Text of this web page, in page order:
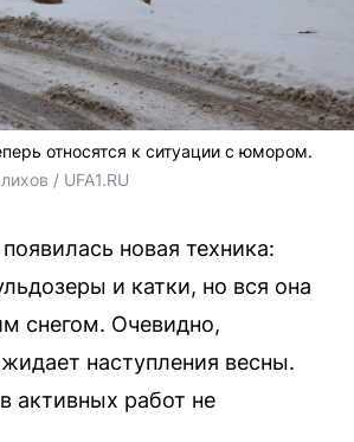
относятся к ситуации с юмором.
/ UFA1.RU
новая техника:
и катки, но вся она
снегом. Очевидно,
наступления весны.
активных работ не